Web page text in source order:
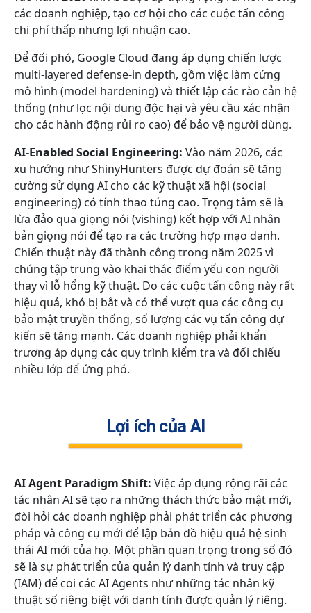
các doanh nghiệp, tạo cơ hội cho các cuộc tấn công
chi phí thấp nhưng lợi nhuận cao.
Để đối phó, Google Cloud đang áp dụng chiến lược
multi-layered defense-in depth, gồm việc làm cứng
mô hình (model hardening) và thiết lập các rào cản hệ
thống (như lọc nội dung độc hại và yêu cầu xác nhận
cho các hành động rủi ro cao) để bảo vệ người dùng.
AI-Enabled Social Engineering: Vào năm 2026, các
xu hướng như ShinyHunters được dự đoán sẽ tăng
cường sử dụng AI cho các kỹ thuật xã hội (social
engineering) có tính thao túng cao. Trọng tâm sẽ là
lừa đảo qua giọng nói (vishing) kết hợp với AI nhân
bản giọng nói để tạo ra các trường hợp mạo danh.
Chiến thuật này đã thành công trong năm 2025 vì
chúng tập trung vào khai thác điểm yếu con người
thay vì lỗ hổng kỹ thuật. Do các cuộc tấn công này rất
hiệu quả, khó bị bắt và có thể vượt qua các công cụ
bảo mật truyền thống, số lượng các vụ tấn công dự
kiến sẽ tăng mạnh. Các doanh nghiệp phải khẩn
trương áp dụng các quy trình kiểm tra và đối chiếu
nhiều lớp để ứng phó.
Lợi ích của AI
AI Agent Paradigm Shift: Việc áp dụng rộng rãi các
tác nhân AI sẽ tạo ra những thách thức bảo mật mới,
đòi hỏi các doanh nghiệp phải phát triển các phương
pháp và công cụ mới để lập bản đồ hiệu quả hệ sinh
thái AI mới của họ. Một phần quan trọng trong số đó
sẽ là sự phát triển của quản lý danh tính và truy cập
(IAM) để coi các AI Agents như những tác nhân kỹ
thuật số riêng biệt với danh tính được quản lý riêng.